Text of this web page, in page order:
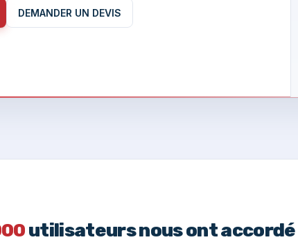
utilisateurs nous ont
DEMANDER UN DEVIS